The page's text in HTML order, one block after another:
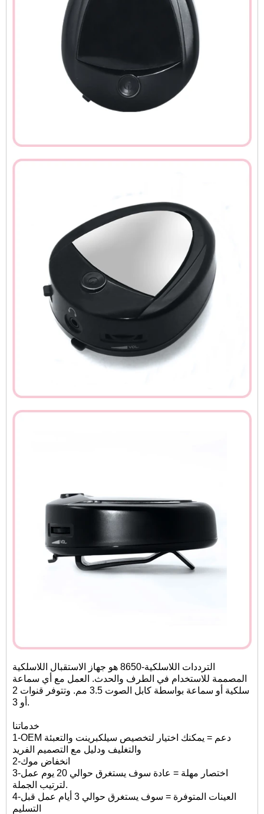
الترددات اللاسلكية-8650 هو جهاز الاستقبال اللاسلكية
المصممة للاستخدام في الطرف والحدث. العمل مع أي سماعة
سلكية أو سماعة بواسطة كابل الصوت 3.5 مم. وتتوفر قنوات 2
أو 3.
خدماتنا
1-OEM دعم = يمكنك اختيار لتخصيص سيلكبرينت والتعبئة
والتغليف ودليل مع التصميم الفريد
2-انخفاض موك
3-اختصار مهلة = عادة سوف يستغرق حوالي 20 يوم عمل
لترتيب الجملة.
4-العينات المتوفرة = سوف يستغرق حوالي 3 أيام عمل قبل
التسليم